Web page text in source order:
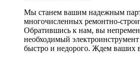
Мы станем вашим надежным
многочисленных ремонтно-
Обратившись к нам, вы
необходимый
быстро и недорого. Ждем ваших